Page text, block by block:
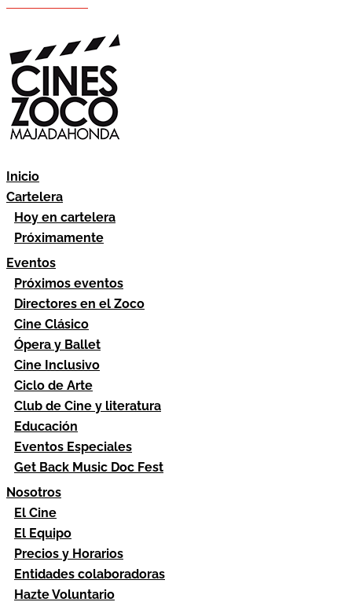
Inicio
Cartelera
Hoy en cartelera
Próximamente
Eventos
Próximos eventos
Directores en el Zoco
Cine Clásico
Ópera y Ballet
Cine Inclusivo
Ciclo de Arte
Club de Cine y literatura
Educación
Eventos Especiales
Get Back Music Doc Fest
Nosotros
El Cine
El Equipo
Precios y Horarios
Entidades colaboradoras
Hazte Voluntario